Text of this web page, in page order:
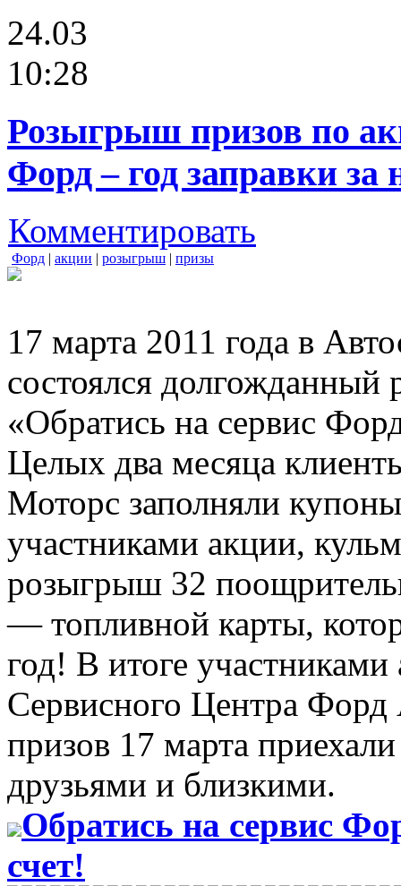
24.03
10:28
Розыгрыш призов по
Форд – год заправки за
Комментировать
Форд | акции | розыгрыш | призы
17 марта 2011 года в
состоялся
«Обратись на сервис
Целых два месяца
Моторс заполняли
участниками акции,
розыгрыш 32
— топливной карты,
год! В итоге
Сервисного Центра
призов 17 марта
друзьями и близкими.
Обратись на сервис
счет!